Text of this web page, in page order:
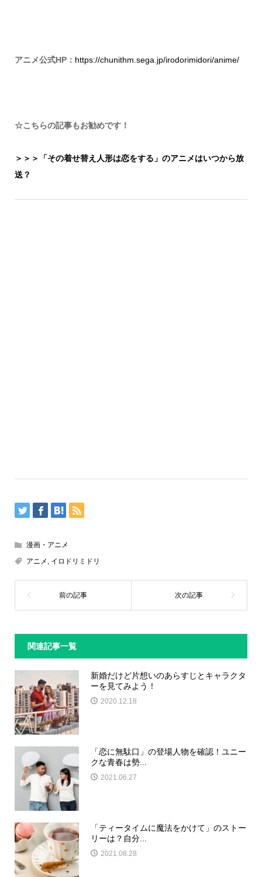
アニメ公式HP： https://chunithm.sega.jp/irodorimidori/anime/
☆こちらの記事もお勧めです！
＞＞＞「その着せ替え人形は恋をする」のアニメはいつから放
送？
漫画・アニメ
アニメ , イロドリミドリ
関連記事一覧
新婚だけど片想いのあらすじとキャラクタ
ーを見てみよう！
2020.12.18
「恋に無駄口」の登場人物を確認！ユニー
クな青春は勢...
2021.06.27
「ティータイムに魔法をかけて」のストー
リーは？自分...
2021.08.28